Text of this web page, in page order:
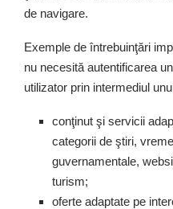
de navigare.
Exemple de întrebuinţări
nu necesită autentificarea
utilizator prin intermediul
conţinut şi servicii
categorii de ştiri,
guvernamentale,
turism;
oferte adaptate pe